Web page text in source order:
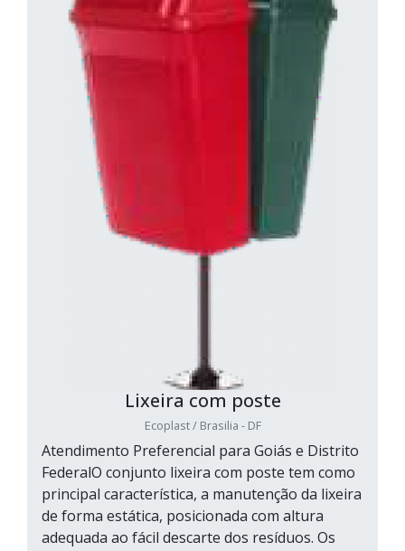
Lixeira com poste
Ecoplast / Brasilia - DF
Atendimento Preferencial para Goiás e Distrito
FederalO conjunto lixeira com poste tem como
principal característica, a manutenção da lixeira
de forma estática, posicionada com altura
adequada ao fácil descarte dos resíduos. Os